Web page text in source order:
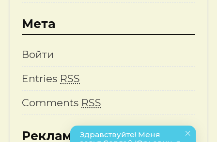
Мета
Войти
Entries RSS
Comments RSS
Реклама